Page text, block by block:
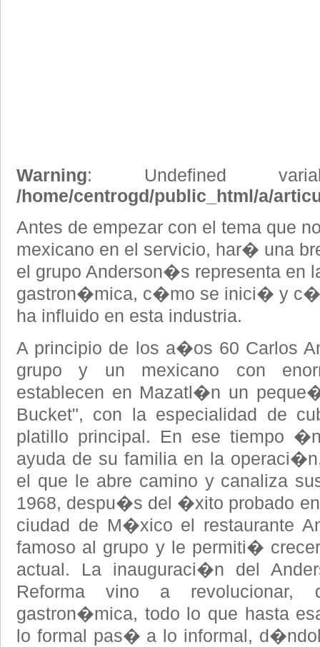
Warning: Undefined
/home/centrogd/public_html/a/
Antes de empezar con el tema que
mexicano en el servicio, har� una
el grupo Anderson�s representa en
gastron�mica, c�mo se inici� y
ha influido en esta industria.
A principio de los a�os 60 Carlos
grupo y un mexicano con
establecen en Mazatl�n un
Bucket", con la especialidad de
platillo principal. En ese tiempo
ayuda de su familia en la
el que le abre camino y canaliza
1968, despu�s del �xito probado
ciudad de M�xico el restaurante
famoso al grupo y le permiti�
actual. La inauguraci�n del
Reforma vino a revolucionar,
gastron�mica, todo lo que hasta
lo formal pas� a lo informal,